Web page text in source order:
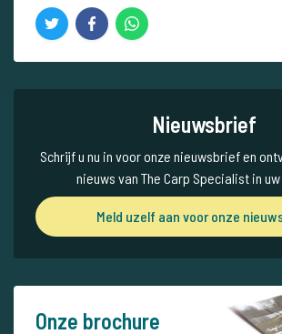
Nieuwsbrief
Schrijf u nu in voor onze nieuwsbrief en
nieuws van The Carp Specialist in
Meld uzelf aan voor onze
Onze brochure